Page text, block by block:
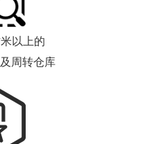
以上的
周转仓库